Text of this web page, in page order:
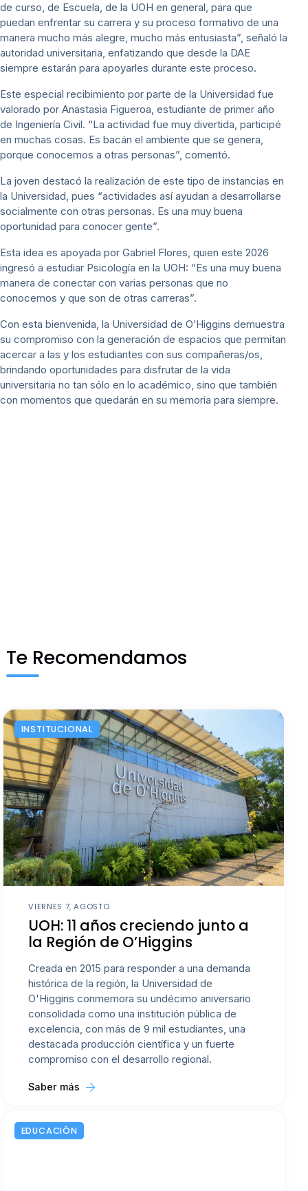
de curso, de Escuela, de la UOH en general, para que
puedan enfrentar su carrera y su proceso formativo de una
manera mucho más alegre, mucho más entusiasta”, señaló la
autoridad universitaria, enfatizando que desde la DAE
siempre estarán para apoyarles durante este proceso.
Este especial recibimiento por parte de la Universidad fue
valorado por Anastasia Figueroa, estudiante de primer año
de Ingeniería Civil. “La actividad fue muy divertida, participé
en muchas cosas. Es bacán el ambiente que se genera,
porque conocemos a otras personas”, comentó.
La joven destacó la realización de este tipo de instancias en
la Universidad, pues “actividades así ayudan a desarrollarse
socialmente con otras personas. Es una muy buena
oportunidad para conocer gente”.
Esta idea es apoyada por Gabriel Flores, quien este 2026
ingresó a estudiar Psicología en la UOH: “Es una muy buena
manera de conectar con varias personas que no
conocemos y que son de otras carreras”.
Con esta bienvenida, la Universidad de O’Higgins demuestra
su compromiso con la generación de espacios que permitan
acercar a las y los estudiantes con sus compañeras/os,
brindando oportunidades para disfrutar de la vida
universitaria no tan sólo en lo académico, sino que también
con momentos que quedarán en su memoria para siempre.
Te Recomendamos
INSTITUCIONAL
VIERNES 7, AGOSTO
UOH: 11 años creciendo junto a
la Región de O’Higgins
Creada en 2015 para responder a una demanda
histórica de la región, la Universidad de
O'Higgins conmemora su undécimo aniversario
consolidada como una institución pública de
excelencia, con más de 9 mil estudiantes, una
destacada producción científica y un fuerte
compromiso con el desarrollo regional.
Saber más
EDUCACIÓN